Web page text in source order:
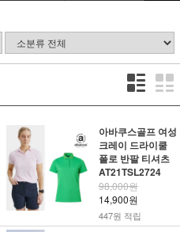
아바쿠스골프 여성
크레이 드라이쿨
폴로 반팔 티셔츠
AT21TSL2724
98,000원
14,900원
447원 적립